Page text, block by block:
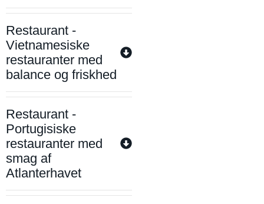
Restaurant -
Vietnamesiske
restauranter med
balance og friskhed
Restaurant -
Portugisiske
restauranter med
smag af
Atlanterhavet